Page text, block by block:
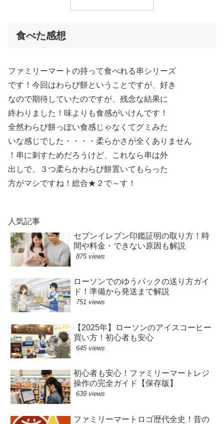
食べた感想
ファミリーマートの持って食べれる串シリーズ
です！今回はわらび餅ということですが、好き
なので期待していたのですが、残念な結果に
終わりました！味よりも食感がいけんです！
全然わらび餅っぽい食感じゃなくてグミみた
いな感じでした・・・・柔らかさが全くありません
！串に刺すためだろうけど、これなら串は外
出しで、３つ柔らかわらび餅置いてもらった
方がマシですね！総合★２で～す！
人気記事
セブンイレブン印鑑証明の取り方！時
間や料金・できない原因も解説
875 views
ローソンでのゆうパックの送り方ガイ
ド！準備から発送まで解説
751 views
【2025年】ローソンのアイスコーヒー
買い方！初心者も安心
645 views
初心者も安心！ファミリーマートレジ
操作の完全ガイド【保存版】
639 views
ファミリーマートロゴ歴代全史！昔の